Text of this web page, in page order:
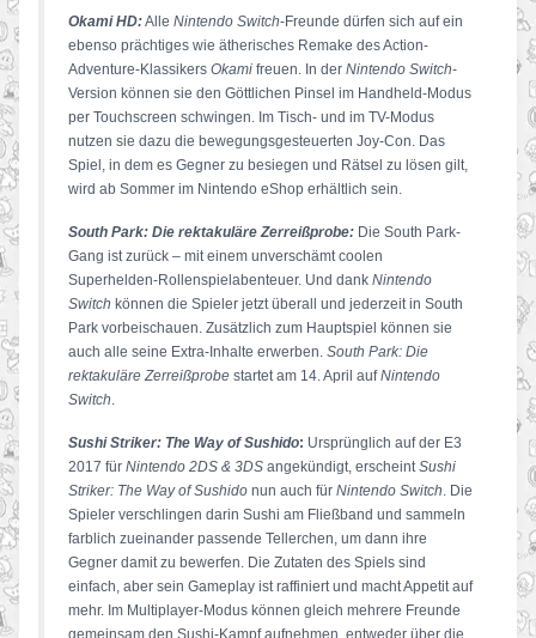
Okami HD:Alle Nintendo Switch-Freunde dürfen sich auf ein
ebenso prächtiges wie ätherisches Remake des Action-
Adventure-Klassikers Okami freuen. In der Nintendo Switch-
Version können sie den Göttlichen Pinsel im Handheld-Modus
per Touchscreen schwingen. Im Tisch- und im TV-Modus
nutzen sie dazu die bewegungsgesteuerten Joy-Con. Das
Spiel, in dem es Gegner zu besiegen und Rätsel zu lösen gilt,
wird ab Sommer im Nintendo eShop erhältlich sein.
South Park: Die rektakuläre Zerreißprobe: Die South Park-
Gang ist zurück – mit einem unverschämt coolen
Superhelden-Rollenspielabenteuer. Und dank Nintendo
Switch können die Spieler jetzt überall und jederzeit in South
Park vorbeischauen. Zusätzlich zum Hauptspiel können sie
auch alle seine Extra-Inhalte erwerben. South Park: Die
rektakuläre Zerreißprobe startet am 14. April aufNintendo
Switch.
Sushi Striker: The Way of Sushido: Ursprünglich auf der E3
2017 für Nintendo 2DS & 3DS angekündigt, erscheintSushi
Striker: The Way of Sushido nun auch für Nintendo Switch. Die
Spieler verschlingen darin Sushi am Fließband und sammeln
farblich zueinander passende Tellerchen, um dann ihre
Gegner damit zu bewerfen. Die Zutaten des Spiels sind
einfach, aber sein Gameplay ist raffiniert und macht Appetit auf
mehr. Im Multiplayer-Modus können gleich mehrere Freunde
gemeinsam den Sushi-Kampf aufnehmen, entweder über die